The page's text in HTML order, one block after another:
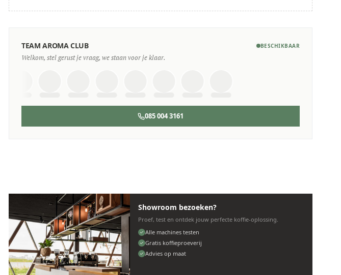
TEAM AROMA CLUB BESCHIKBAAR
Welkom, stel gerust je vraag, we staan voor je klaar.
085 004 3161
Showroom bezoeken?
Proef, test en ontdek jouw perfecte koffie-oplossing.
Alle machines testen
Gratis koffieproeverij
Advies op maat